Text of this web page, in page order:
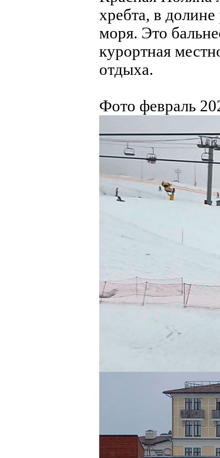
хребта, в
моря. Это
курортная
отдыха.
Фото февраль